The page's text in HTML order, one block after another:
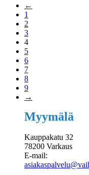
←
1
2
3
4
5
6
7
8
9
→
Myymälä
Kauppakatu 32
78200 Varkaus
E-mail: